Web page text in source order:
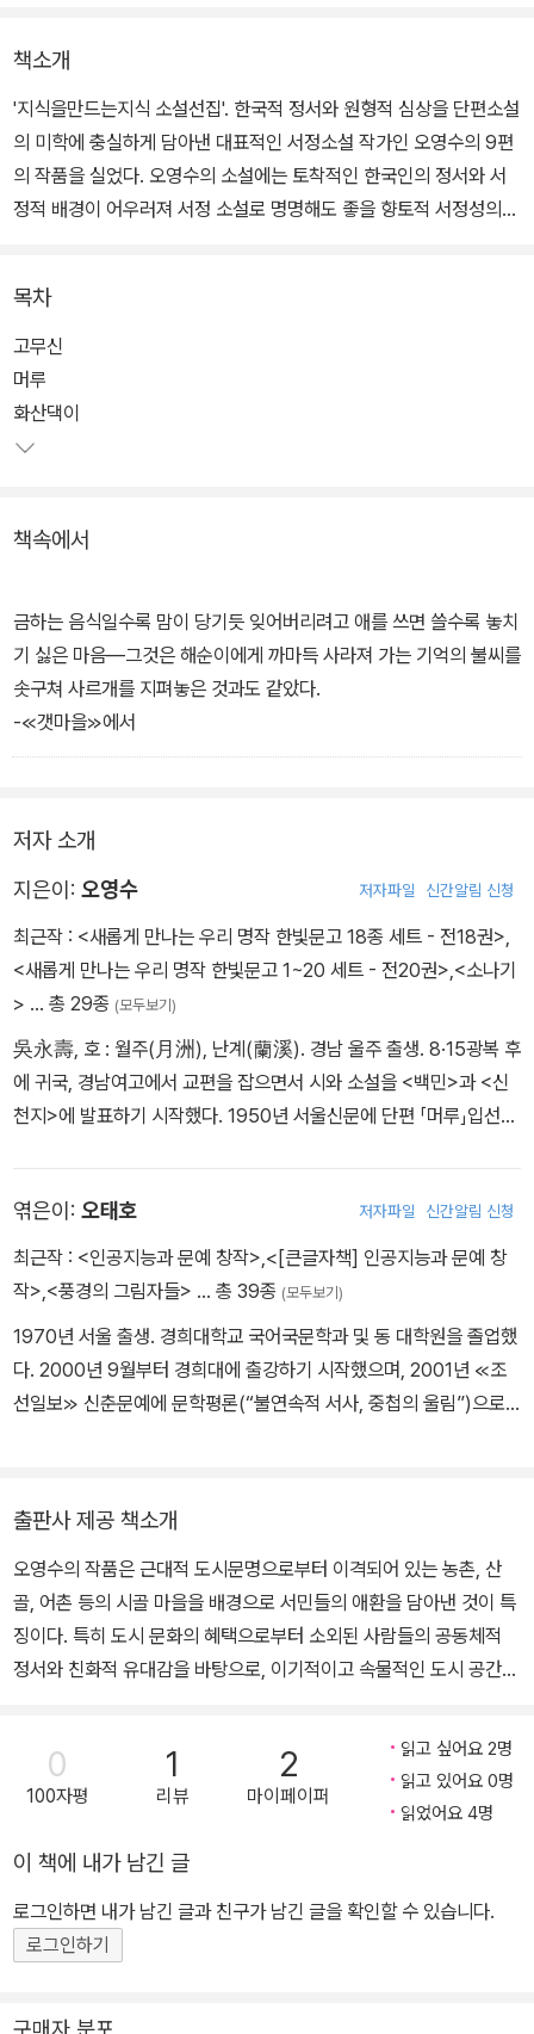
책소개
'지식을만드는지식 소설선집'. 한국적 정서와 원형적 심상을 단편소설
의 미학에 충실하게 담아낸 대표적인 서정소설 작가인 오영수의 9편
의 작품을 실었다. 오영수의 소설에는 토착적인 한국인의 정서와 서
정적 배경이 어우러져 서정 소설로 명명해도 좋을 향토적 서정성의
을 극복하려는 인본주의적 세계 등이 드러난다.
목차
고무신
머루
화산댁이
책속에서
금하는 음식일수록 맘이 당기듯 잊어버리려고 애를 쓰면 쓸수록 놓치
기 싫은 마음―그것은 해순이에게 까마득 사라져 가는 기억의 불씨를
솟구쳐 사르개를 지펴놓은 것과도 같았다.
-≪갯마을≫에서
저자 소개
지은이: 오영수 저자파일 신간알림 신청
최근작 : <새롭게 만나는 우리 명작 한빛문고 18종 세트 - 전18권>,
<새롭게 만나는 우리 명작 한빛문고 1~20 세트 - 전20권>,<소나기
> … 총 29종 (모두보기)
吳永壽, 호 : 월주(月洲), 난계(蘭溪). 경남 울주 출생. 8·15광복 후
에 귀국, 경남여고에서 교편을 잡으면서 시와 소설을 <백민>과 <신
천지>에 발표하기 시작했다. 1950년 서울신문에 단편 「머루」입선되
수』, 『머루』(1950), 『대장간 두칠이』 등의 작품과 인정세태를 따스
하게 그리면서 현실을 고발하고 있는 『화산댁이』(1952), 『박학도』(1
955), 『여우』(1957), 『후조(候鳥)』(1958)등이 있다. 이러한 소설
수 있는 길은 오로지 때묻지 않은 인간의 아름다운 정이라고 해석하
고 있다. 또한 자연 혹은 고향에 대한 회귀의식을 나타내고 있는 『갯
마을』(1953), 『메아리』(1959), 『은냇골 이야기』(1961), 『수련』(19
연현과 현대문학을 창간하기도 하였고, 한국문인협회 소설분과위원
아세아자유문화상, 대한민국 예술원상과 문화훈장 등을 받았다. 199
3년 그의 문학정신을 기리기 위해 울산매일신문사에서 오영수 문학
상을 제정하였다.
엮은이: 오태호 저자파일 신간알림 신청
최근작 : <인공지능과 문예 창작>,<[큰글자책] 인공지능과 문예 창
작>,<풍경의 그림자들> … 총 39종 (모두보기)
1970년 서울 출생. 경희대학교 국어국문학과 및 동 대학원을 졸업했
다. 2000년 9월부터 경희대에 출강하기 시작했으며, 2001년 ≪조
선일보≫ 신춘문예에 문학평론(“불연속적 서사, 중첩의 울림”)으로
론가협회)’과 2024년 ‘우수논문상(한국문예 창작학회)’을 수상했으
며, 평론집으로 『오래된 서사』, 『여백의 시학』, 『환상통을 앓다』, 『허
공의 지도』, 『공명하는 마음들』, 『풍경의 그림자들』 등을 출간했다.
편저로 『동백꽃』, 『황석영』, 『이선희 소설 선집』, 『개마고원』, 『오영
수 작품집』, 『조용만 작품집』, 『구상 시선』, 『정공채 시선』, 『계용묵
사는 풍경』, 『폐허에서 살아남기』 등이 있으며, 연구서로 『문학으로
읽는 북한』과 『한반도의 평화문학을 상상하다』를 상재했다. 현재 경
희대학교 후마니타스칼리지 부교수로 재직 중이다.
출판사 제공 책소개
오영수의 작품은 근대적 도시문명으로부터 이격되어 있는 농촌, 산
골, 어촌 등의 시골 마을을 배경으로 서민들의 애환을 담아낸 것이 특
징이다. 특히 도시 문화의 혜택으로부터 소외된 사람들의 공동체적
정서와 친화적 유대감을 바탕으로, 이기적이고 속물적인 도시 공간과
하여 전통적인 전원 지향성에 대한 옹호 속에 인간의 본원적 심성에
대한 탐구가 주요한 축으로 전개되고 있다. 그렇다고 해서 그의 작품
이 당대의 리얼리티를 벗어나 초월적 낭만의 세계로 경도되어 있는
현실에 대한 극복 의지를 비롯하여 사회적 약자와 소수자에 대한 연
민과 위무를 텍스트 내부에서 표방하고 있기 때문이다. 30여 년의 창
작 활동 기간을 통틀어 145편 내외의 단편소설을 발표한 작가는 그
문학적 특질로 온정과 선의(김동리), 긍정적 주인공(신동욱), 반문명
0
100자평
1
리뷰
2
마이페이퍼
읽고 싶어요 2명
읽고 있어요 0명
읽었어요 4명
이 책에 내가 남긴 글
로그인하면 내가 남긴 글과 친구가 남긴 글을 확인할 수 있습니다.
로그인하기